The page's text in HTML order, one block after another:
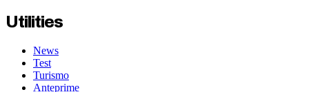
Utilities
News
Test
Turismo
Anteprime